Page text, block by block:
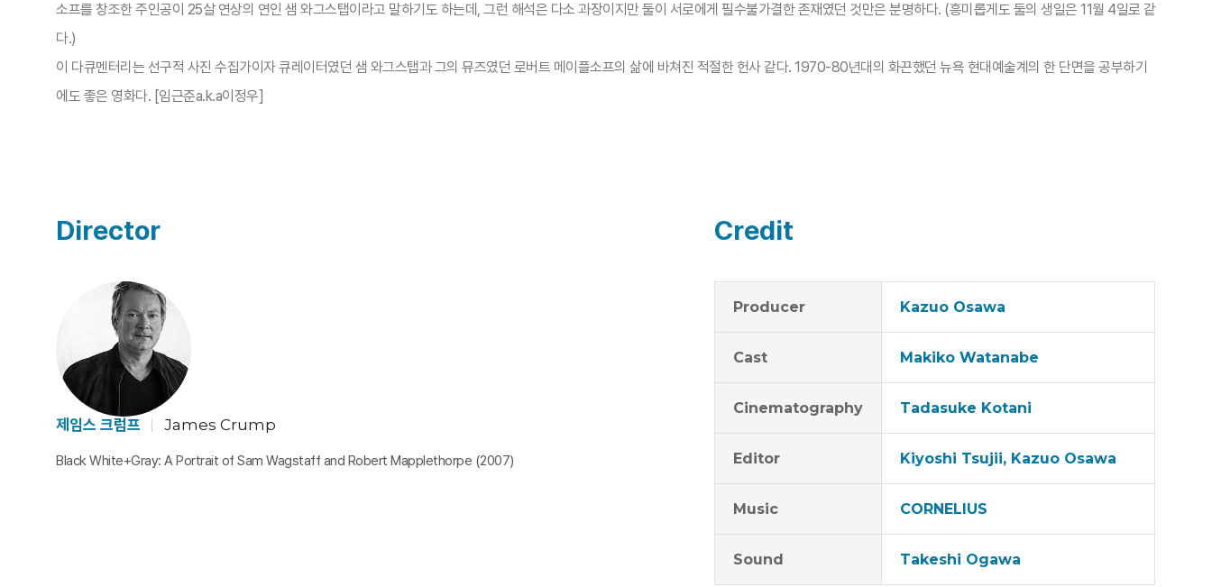
소프를 창조한 주인공이 25살 연상의 연인 샘 와그스탭이라고 말하기도 하는데, 그런 해석은 다소 과장이지만 둘이 서로에게 필수불가결한 존재였던 것만은 분명하다. (흥미롭게도 둘의 생일은 11월 4일로 같
다.)
이 다큐멘터리는 선구적 사진 수집가이자 큐레이터였던 샘 와그스탭과 그의 뮤즈였던 로버트 메이플소프의 삶에 바쳐진 적절한 헌사 같다. 1970-80년대의 화끈했던 뉴욕 현대예술계의 한 단면을 공부하기
에도 좋은 영화다. [임근준a.k.a이정우]​
Director
제임스 크럼프 James Crump
Black White+Gray: A Portrait of Sam Wagstaff and Robert Mapplethorpe (2007)
Credit
Producer Kazuo Osawa
Cast Makiko Watanabe
Cinematography Tadasuke Kotani
Editor Kiyoshi Tsujii, Kazuo Osawa
Music CORNELIUS
Sound Takeshi Ogawa